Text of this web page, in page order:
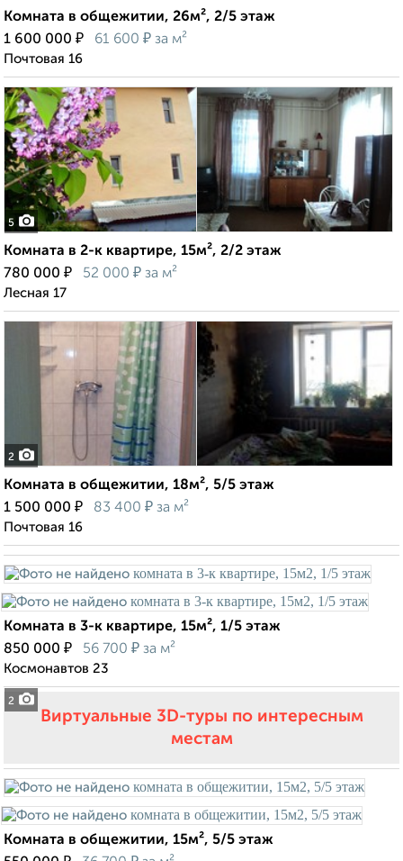
Комната в общежитии, 26м², 2/5 этаж
1 600 000 ₽ 61 600 ₽ за м²
Почтовая 16
5
Комната в 2-к квартире, 15м², 2/2 этаж
780 000 ₽ 52 000 ₽ за м²
Лесная 17
2
Комната в общежитии, 18м², 5/5 этаж
1 500 000 ₽ 83 400 ₽ за м²
Почтовая 16
2
Комната в 3-к квартире, 15м², 1/5 этаж
850 000 ₽ 56 700 ₽ за м²
Космонавтов 23
Виртуальные 3D-туры по интересным
местам
Комната в общежитии, 15м², 5/5 этаж